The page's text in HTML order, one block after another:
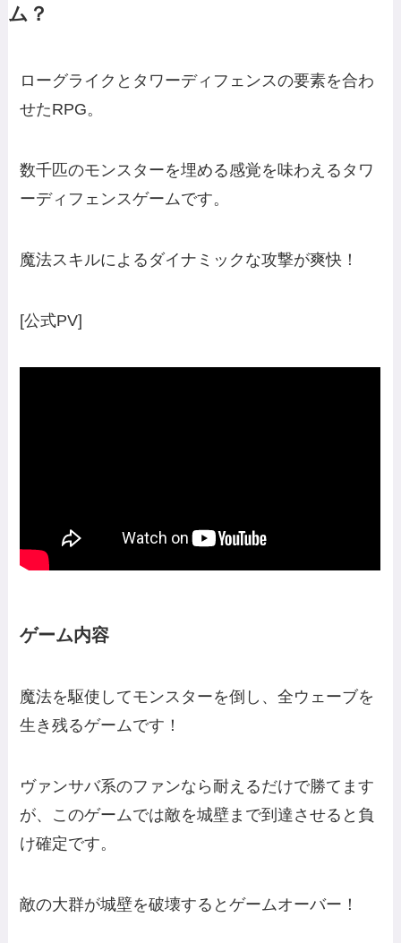
ム？
ローグライクとタワーディフェンスの要素を合わ
せたRPG。
数千匹のモンスターを埋める感覚を味わえるタワ
ーディフェンスゲームです。
魔法スキルによるダイナミックな攻撃が爽快！
[公式PV]
ゲーム内容
魔法を駆使してモンスターを倒し、全ウェーブを
生き残るゲームです！
ヴァンサバ系のファンなら耐えるだけで勝てます
が、このゲームでは敵を城壁まで到達させると負
け確定です。
敵の大群が城壁を破壊するとゲームオーバー！